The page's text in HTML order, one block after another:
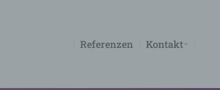
Referenzen Kontakt